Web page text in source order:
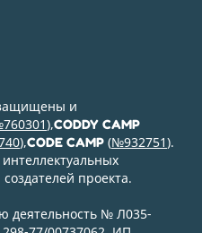
и
),CODDY CAMP
),CODE CAMP (№932751).
проекта.
деятельность № Л035-